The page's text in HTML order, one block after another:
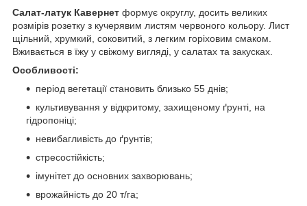
Салат-латук Кавернет формує округлу, досить великих
розмірів розетку з кучерявим листям червоного кольору. Лист
щільний, хрумкий, соковитий, з легким горіховим смаком.
Вживається в їжу у свіжому вигляді, у салатах та закусках.
Особливості:
період вегетації становить близько 55 днів;
культивування у відкритому, захищеному ґрунті, на
гідропоніці;
невибагливість до ґрунтів;
стресостійкість;
імунітет до основних захворювань;
врожайність до 20 т/га;